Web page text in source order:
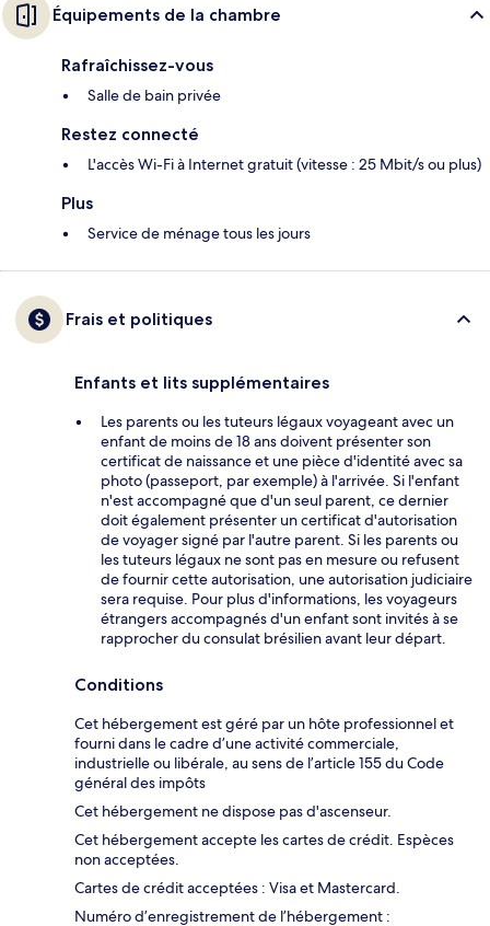
Équipements de la chambre
Rafraîchissez-vous
Salle de bain privée
Restez connecté
L'accès Wi-Fi à Internet gratuit (vitesse : 25 Mbit/s ou plus)
Plus
Service de ménage tous les jours
Frais et politiques
Enfants et lits supplémentaires
Les parents ou les tuteurs légaux voyageant avec un
enfant de moins de 18 ans doivent présenter son
certificat de naissance et une pièce d'identité avec sa
photo (passeport, par exemple) à l'arrivée. Si l'enfant
n'est accompagné que d'un seul parent, ce dernier
doit également présenter un certificat d'autorisation
de voyager signé par l'autre parent. Si les parents ou
les tuteurs légaux ne sont pas en mesure ou refusent
de fournir cette autorisation, une autorisation judiciaire
sera requise. Pour plus d'informations, les voyageurs
étrangers accompagnés d'un enfant sont invités à se
rapprocher du consulat brésilien avant leur départ.
Conditions
Cet hébergement est géré par un hôte professionnel et
fourni dans le cadre d’une activité commerciale,
industrielle ou libérale, au sens de l’article 155 du Code
général des impôts
Cet hébergement ne dispose pas d'ascenseur.
Cet hébergement accepte les cartes de crédit. Espèces
non acceptées.
Cartes de crédit acceptées : Visa et Mastercard.
Numéro d’enregistrement de l’hébergement :